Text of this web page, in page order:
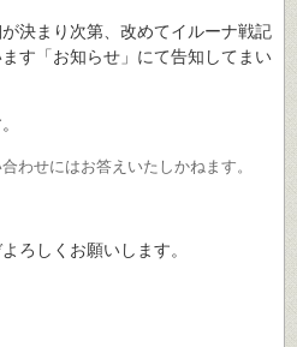
決まり次第、改めてイルーナ戦記
す「お知らせ」にて告知してまい
わせにはお答えいたしかねます。
ろしくお願いします。